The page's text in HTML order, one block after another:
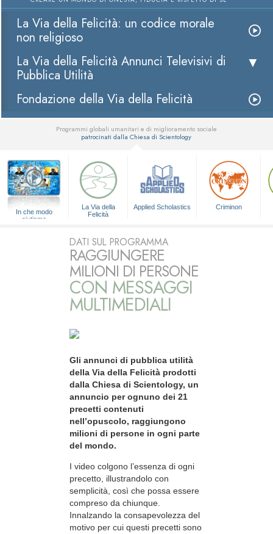
La Via della Felicità: un codice morale
non religioso
La Via della Felicità Annunci Televisivi di
Pubblica Utilità
Fondazione della Via della Felicità
Programmi globali umanitari e di miglioramento sociale
patrocinati dalla Chiesa di Scientology
In che modo
aiutiamo
La Via della
Felicità
Applied Scholastics Criminon
DATI SUL PROGRAMMA
RAGGIUNGERE
MILIONI DI PERSONE
CON MESSAGGI
MULTIMEDIALI
Gli annunci di pubblica utilità
della Via della Felicità prodotti
dalla Chiesa di Scientology, un
annuncio per ognuno dei 21
precetti contenuti
nell’opuscolo, raggiungono
milioni di persone in ogni parte
del mondo.
I video colgono l’essenza di ogni
precetto, illustrandolo con
semplicità, così che possa essere
compreso da chiunque.
Innalzando la consapevolezza del
motivo per cui questi precetti sono